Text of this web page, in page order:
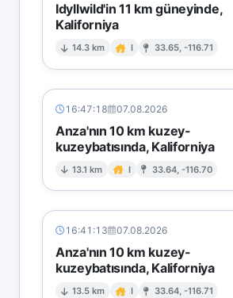
Idyllwild'in 11 km güneyinde,
Kaliforniya
14.3 km I 33.65, -116.71
16:47:18 07.08.2026
Anza'nın 10 km kuzey-
kuzeybatısında, Kaliforniya
13.1 km I 33.64, -116.70
16:41:13 07.08.2026
Anza'nın 10 km kuzey-
kuzeybatısında, Kaliforniya
13.5 km I 33.64, -116.71